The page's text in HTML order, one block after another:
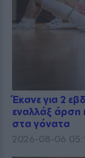
Έκανε για 2
εναλλάξ άρση
στα γόνατα
2026-08-06